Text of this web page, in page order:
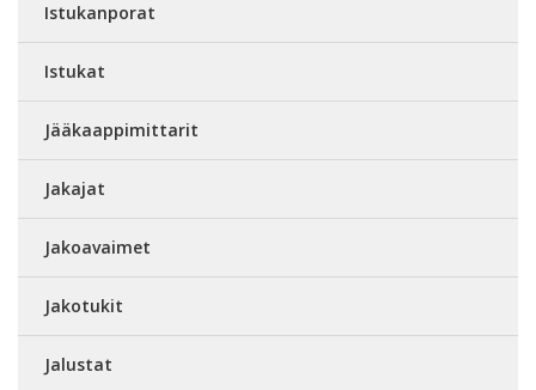
Istukanporat
Istukat
Jääkaappimittarit
Jakajat
Jakoavaimet
Jakotukit
Jalustat